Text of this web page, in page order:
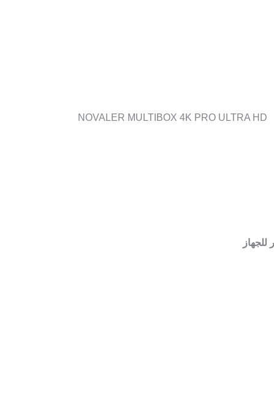
NOVALER MULTIBOX 4K PRO ULTRA HD